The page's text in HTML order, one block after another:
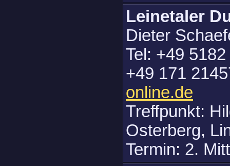
Leinetaler
Dieter
Tel: +49
+49 171
online.de
Treffpunkt:
Osterberg,
Termin: 2.